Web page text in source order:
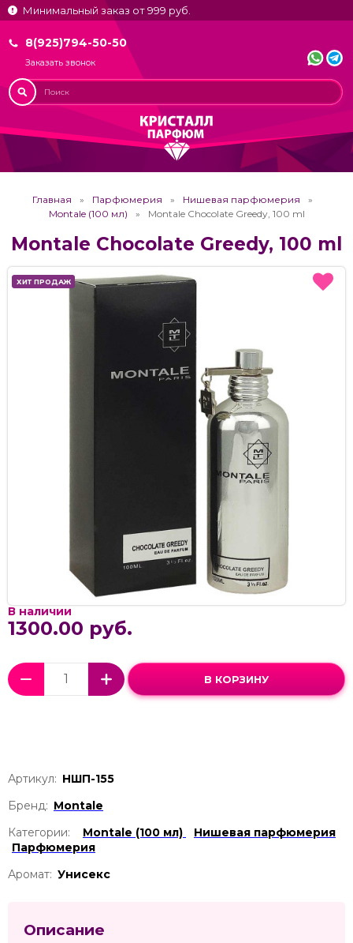
Минимальный заказ от 999 руб.
8(925)794-50-50
Заказать звонок
Главная Парфюмерия
Нишевая парфюмерия
Montale (100 мл)
Montale Chocolate Greedy, 100 ml
Montale Chocolate Greedy, 100 ml
ХИТ ПРОДАЖ
ХИТ ПРОДАЖ
В наличии
1300.00 руб.
В КОРЗИНУ
Артикул: НШП-155
Бренд: Montale
Категории:
Montale (100 мл)
Нишевая парфюмерия
Парфюмерия
Аромат: Унисекс
Описание